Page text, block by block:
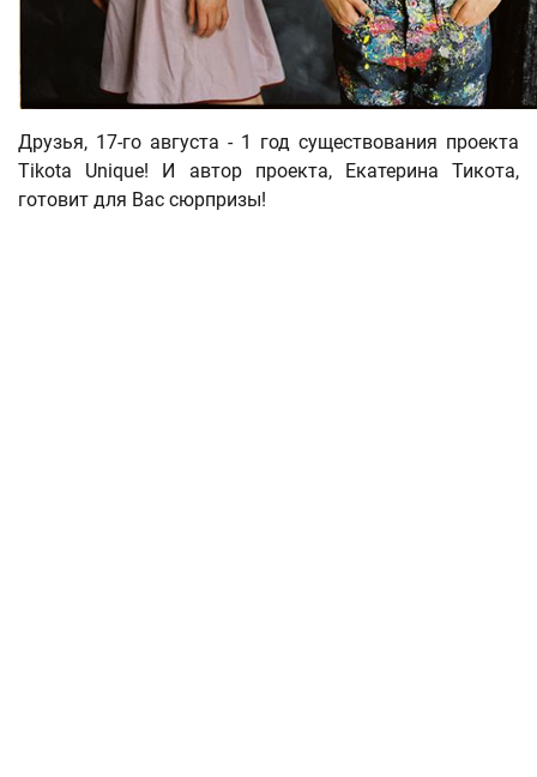
Друзья, 17-го августа - 1 год существования проекта
Tikota Unique! И автор проекта, Екатерина Тикота,
готовит для Вас сюрпризы!